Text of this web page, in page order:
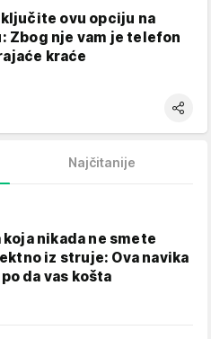
ovu opciju na
Zbog nje vam je telefon
kraće
Najčitanije
koja nikada ne smete
iz struje: Ova navika
da vas košta